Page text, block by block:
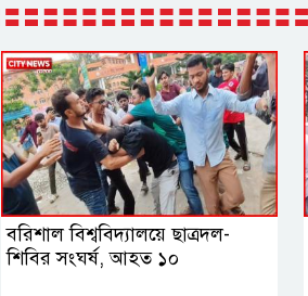
বরিশাল বিশ্ববিদ্যালয়ে ছাত্রদল-
শিবির সংঘর্ষ, আহত ১০